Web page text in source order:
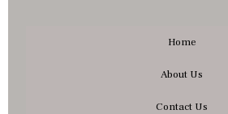
Home
About Us
Contact Us